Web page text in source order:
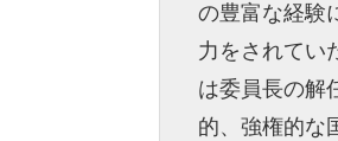
の豊富な経験
力をされてい
は委員長の解
的、強権的な